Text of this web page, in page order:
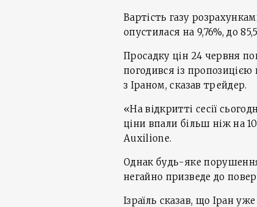
Вартість газу
опустилася на 9,76%, до
Просадку цін 24 червня
погодився із
з Іраном, сказав трейдер.
«На відкритті сесії
ціни впали більш ніж на
Auxilione.
Однак будь-яке
негайно призведе до
Ізраїль сказав, що Іран